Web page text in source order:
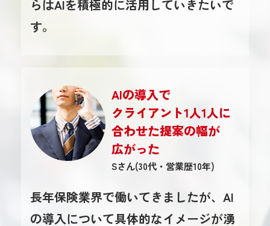
らはAIを積極的に活用していきたいで
す。
AIの導入で
クライアント1人1人に
合わせた提案の幅が
広がった
Sさん(30代・営業歴10年)
長年保険業界で働いてきましたが、AI
の導入について具体的なイメージが湧